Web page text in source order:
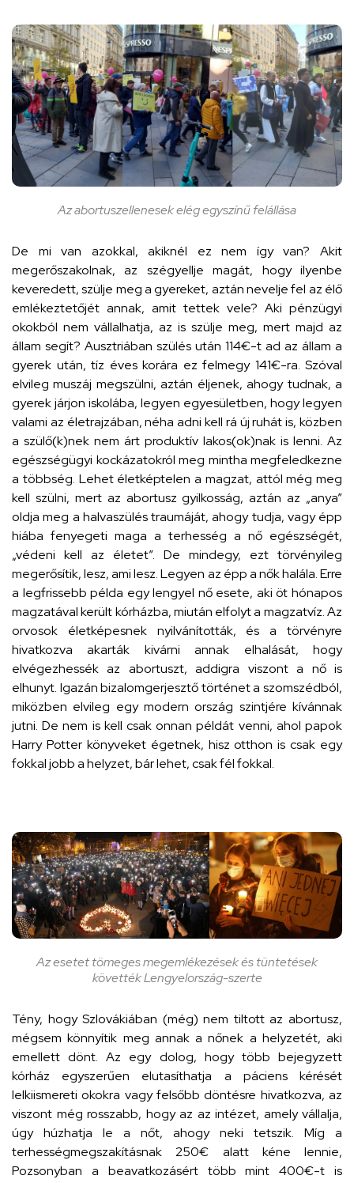
Az abortuszellenesek elég egyszínű felállása
De mi van azokkal, akiknél ez nem így van? Akit
megerőszakolnak, az szégyellje magát, hogy ilyenbe
keveredett, szülje meg a gyereket, aztán nevelje fel az élő
emlékeztetőjét annak, amit tettek vele? Aki pénzügyi
okokból nem vállalhatja, az is szülje meg, mert majd az
állam segít? Ausztriában szülés után 114€-t ad az állam a
gyerek után, tíz éves korára ez felmegy 141€-ra. Szóval
elvileg muszáj megszülni, aztán éljenek, ahogy tudnak, a
gyerek járjon iskolába, legyen egyesületben, hogy legyen
valami az életrajzában, néha adni kell rá új ruhát is, közben
a szülő(k)nek nem árt produktív lakos(ok)nak is lenni. Az
egészségügyi kockázatokról meg mintha megfeledkezne
a többség. Lehet életképtelen a magzat, attól még meg
kell szülni, mert az abortusz gyilkosság, aztán az „anya”
oldja meg a halvaszülés traumáját, ahogy tudja, vagy épp
hiába fenyegeti maga a terhesség a nő egészségét,
„védeni kell az életet”. De mindegy, ezt törvényileg
megerősítik, lesz, ami lesz. Legyen az épp a nők halála. Erre
a legfrissebb példa egy lengyel nő esete, aki öt hónapos
magzatával került kórházba, miután elfolyt a magzatvíz. Az
orvosok életképesnek nyilvánították, és a törvényre
hivatkozva akarták kivárni annak elhalását, hogy
elvégezhessék az abortuszt, addigra viszont a nő is
elhunyt. Igazán bizalomgerjesztő történet a szomszédból,
miközben elvileg egy modern ország szintjére kívánnak
jutni. De nem is kell csak onnan példát venni, ahol papok
Harry Potter könyveket égetnek, hisz otthon is csak egy
fokkal jobb a helyzet, bár lehet, csak fél fokkal.
Az esetet tömeges megemlékezések és tüntetések
követték Lengyelország-szerte
Tény, hogy Szlovákiában (még) nem tiltott az abortusz,
mégsem könnyítik meg annak a nőnek a helyzetét, aki
emellett dönt. Az egy dolog, hogy több bejegyzett
kórház egyszerűen elutasíthatja a páciens kérését
lelkiismereti okokra vagy felsőbb döntésre hivatkozva, az
viszont még rosszabb, hogy az az intézet, amely vállalja,
úgy húzhatja le a nőt, ahogy neki tetszik. Míg a
terhességmegszakításnak 250€ alatt kéne lennie,
Pozsonyban a beavatkozásért több mint 400€-t is